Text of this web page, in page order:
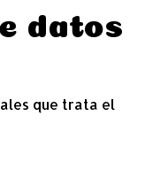
datos
que trata el